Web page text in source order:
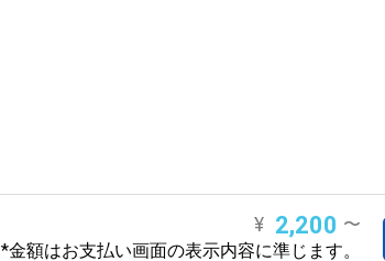
¥ 2,200 〜
*金額はお支払い画面の表示内容に準じます。